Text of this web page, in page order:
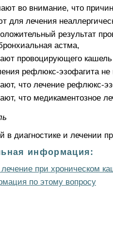
во внимание, что
для лечения
результат
астма,
провоцирующего
рефлюкс-эзофагита
что лечение рефлюкс-
что медикаментозное
в диагностике и лечении
информация:
при хроническом
по этому вопросу